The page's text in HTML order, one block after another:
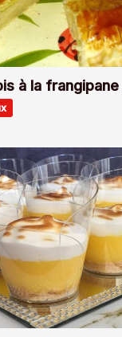
à la frangipane